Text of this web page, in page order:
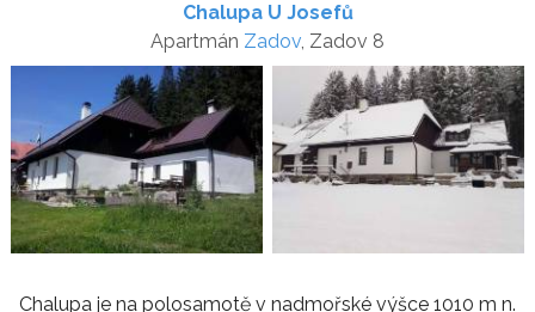
Chalupa U Josefů
Apartmán Zadov, Zadov 8
Chalupa je na polosamotě v nadmořské výšce 1010 m n.